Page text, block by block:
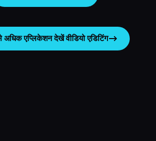
अधिक एप्लिकेशन देखेंवीडियो एडिटिंग